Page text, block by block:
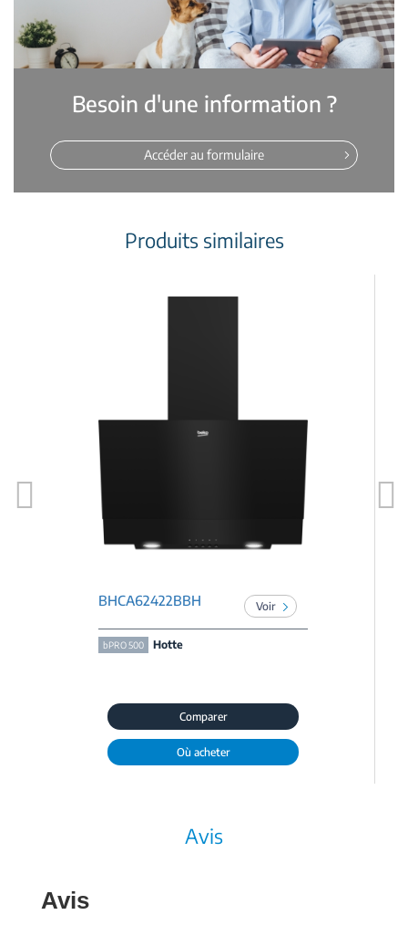
Besoin d'une information ?
Accéder au formulaire
Produits similaires
BHCA62422BBH Voir
bPRO 500 Hotte
Comparer
Où acheter
Avis
Avis